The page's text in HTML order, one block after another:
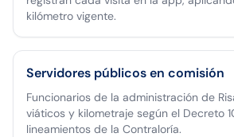
kilómetro vigente.
Servidores públicos en comisión
Funcionarios de la administración de
viáticos y kilometraje según el Decreto
lineamientos de la Contraloría.